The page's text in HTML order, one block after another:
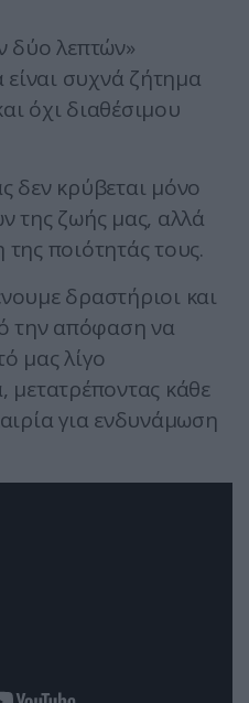
δύο λεπτών»
είναι συχνά ζήτημα
όχι διαθέσιμου
δεν κρύβεται μόνο
της ζωής μας, αλλά
ποιότητάς τους.
δραστήριοι και
την απόφαση να
μας λίγο
μετατρέποντας κάθε
για ενδυνάμωση